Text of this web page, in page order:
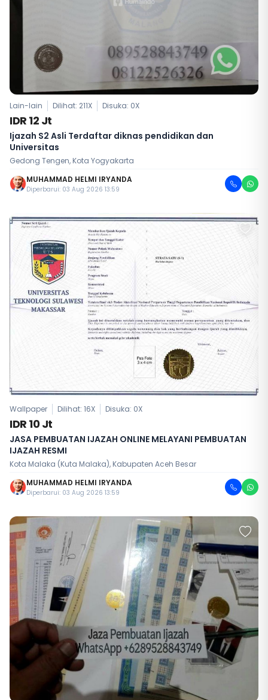
Lain-lain Dilihat: 211X Disuka: 0X
IDR 12 Jt
Ijazah S2 Asli Terdaftar diknas pendidikan dan
Universitas
Gedong Tengen, Kota Yogyakarta
MUHAMMAD HELMI IRYANDA
Diperbarui: 03 Aug 2026 13:59
Wallpaper Dilihat: 16X Disuka: 0X
IDR 10 Jt
JASA PEMBUATAN IJAZAH ONLINE MELAYANI PEMBUATAN
IJAZAH RESMI
Kota Malaka (Kuta Malaka), Kabupaten Aceh Besar
MUHAMMAD HELMI IRYANDA
Diperbarui: 03 Aug 2026 13:59